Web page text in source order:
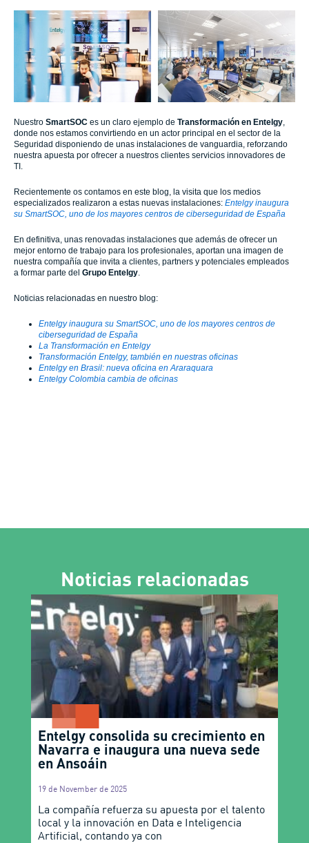
Nuestro SmartSOC es un claro ejemplo de Transformación en Entelgy
donde nos estamos convirtiendo en un actor principal en el sector de la
Seguridad disponiendo de unas instalaciones de vanguardia, reforzando
nuestra apuesta por ofrecer a nuestros clientes servicios innovadores de
TI.
Recientemente os contamos en este blog, la visita que los medios
especializados realizaron a estas nuevas instalaciones: Entelgy inaugura
su SmartSOC, uno de los mayores centros de ciberseguridad de España
En definitiva, unas renovadas instalaciones que además de ofrecer un
mejor entorno de trabajo para los profesionales, aportan una imagen de
nuestra compañía que invita a clientes, partners y potenciales empleados
a formar parte del Grupo Entelgy
Noticias relacionadas en nuestro blog:
Entelgy inaugura su SmartSOC, uno de los mayores centros de
ciberseguridad de España
La Transformación en Entelgy
Transformación Entelgy, también en nuestras oficinas
Entelgy en Brasil: nueva oficina en Araraquara
Entelgy Colombia cambia de oficinas
Noticias relacionadas
Entelgy consolida su crecimiento en
Navarra e inaugura una nueva sede
en Ansoáin
19 de November de 2025
La compañía refuerza su apuesta por el talento
local y la innovación en Data e Inteligencia
Artificial, contando ya con